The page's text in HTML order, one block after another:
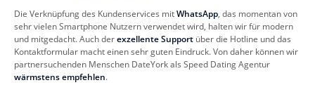
Die Verknüpfung des Kundenservices mitWhatsApp, das momentan von
sehr vielen Smartphone Nutzern verwendet wird, halten wir für modern
und mitgedacht. Auch derexzellente Support über die Hotline und das
Kontaktformular macht einen sehr guten Eindruck. Von daher können wir
partnersuchenden Menschen DateYork als Speed Dating Agentur
wärmstens empfehlen.